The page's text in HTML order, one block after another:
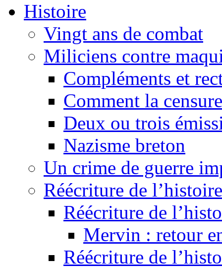
Histoire
Vingt ans de combat
Miliciens contre
Compléments et
Comment la
Deux ou trois
Nazisme breton
Un crime de guerre
Réécriture de
Réécriture de
Mervin : retour
Réécriture de